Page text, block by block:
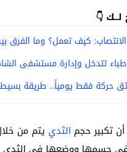
لــك 👇
كيف تعمل؟ وما الفرق
تتدخل وإدارة مستشفى
تكبير حجم الثدي